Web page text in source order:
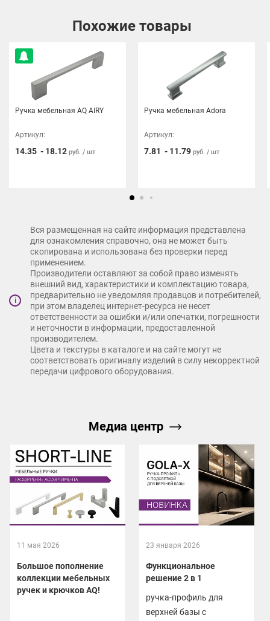
Похожие товары
Ручка мебельная AQ AIRY
Артикул:
14.35 - 18.12 руб. / шт
Ручка мебельная Adora
Артикул:
7.81 - 11.79 руб. / шт
i
Вся размещенная на сайте информация представлена
для ознакомления справочно, она не может быть
скопирована и использована без проверки перед
применением.
Производители оставляют за собой право изменять
внешний вид, характеристики и комплектацию товара,
предварительно не уведомляя продавцов и потребителей,
при этом владелец интернет-ресурса не несет
ответственности за ошибки и/или опечатки, погрешности
и неточности в информации, предоставленной
производителем.
Цвета и текстуры в каталоге и на сайте могут не
соответствовать оригиналу изделий в силу некорректной
передачи цифрового оборудования.
Медиа центр
11 мая 2026
Большое пополнение
коллекции мебельных
ручек и крючков AQ!
23 января 2026
Функциональное
решение 2 в 1
ручка-профиль для
верхней базы с